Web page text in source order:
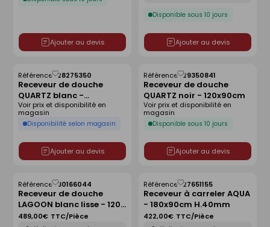
Ajouter au devis
Disponible sous 10 jours
Ajouter au devis
Receveur de douche
QUARTZ blanc -
160x90cm
Référence :28275350
Disponibilité selon magasin
Voir prix et disponibilité en
magasin
Ajouter au devis
Enregistrer
comme
liste
Receveur de douche
QUARTZ noir - 120x90cm
Référence :29350841
Disponible sous 10 jours
Voir prix et disponibilité en
magasin
Ajouter au devis
Enregistrer
comme
liste
Receveur de douche
LAGOON blanc lisse - 120 x
90 cm
Référence :30166044
489,00€ TTC/Pièce
Enregistrer
comme
liste
Receveur à carreler AQUA
- 180x90cm H.40mm
Référence :27651155
422,00€ TTC/Pièce
Enregistrer
comme
liste